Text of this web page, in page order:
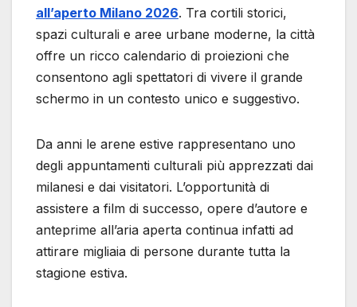
all’aperto Milano 2026. Tra cortili storici,
spazi culturali e aree urbane moderne, la città
offre un ricco calendario di proiezioni che
consentono agli spettatori di vivere il grande
schermo in un contesto unico e suggestivo.
Da anni le arene estive rappresentano uno
degli appuntamenti culturali più apprezzati dai
milanesi e dai visitatori. L’opportunità di
assistere a film di successo, opere d’autore e
anteprime all’aria aperta continua infatti ad
attirare migliaia di persone durante tutta la
stagione estiva.